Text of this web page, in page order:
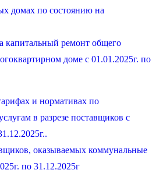
домах по состоянию на
капитальный ремонт общего
доме с 01.01.2025г. по
и нормативах по
в разрезе поставщиков с
оказываемых коммунальные
по 31.12.2025г